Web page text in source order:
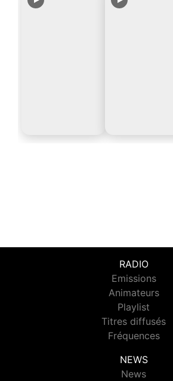
RADIO
Emissions
Animateurs
Playlist
Titres diffusés
Fréquences
NEWS
News